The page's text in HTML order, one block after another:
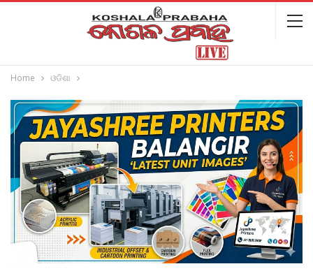
Home ଓଡିଶା